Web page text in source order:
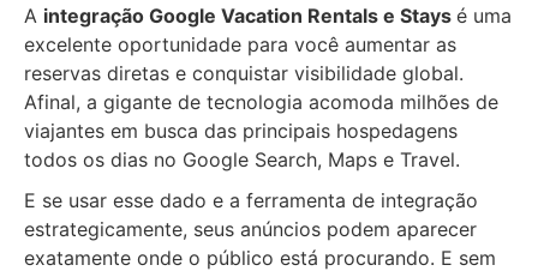
A integração Google Vacation Rentals e Stays é uma
excelente oportunidade para você aumentar as
reservas diretas e conquistar visibilidade global.
Afinal, a gigante de tecnologia acomoda milhões de
viajantes em busca das principais hospedagens
todos os dias no Google Search, Maps e Travel.
E se usar esse dado e a ferramenta de integração
estrategicamente, seus anúncios podem aparecer
exatamente onde o público está procurando. E sem